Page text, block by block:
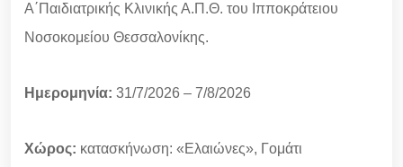
Α΄Παιδιατρικής Κλινικής Α.Π.Θ. του Ιπποκράτειου
Νοσοκομείου Θεσσαλονίκης.
Ημερομηνία: 31/7/2026 – 7/8/2026
Χώρος: κατασκήνωση: «Ελαιώνες», Γομάτι